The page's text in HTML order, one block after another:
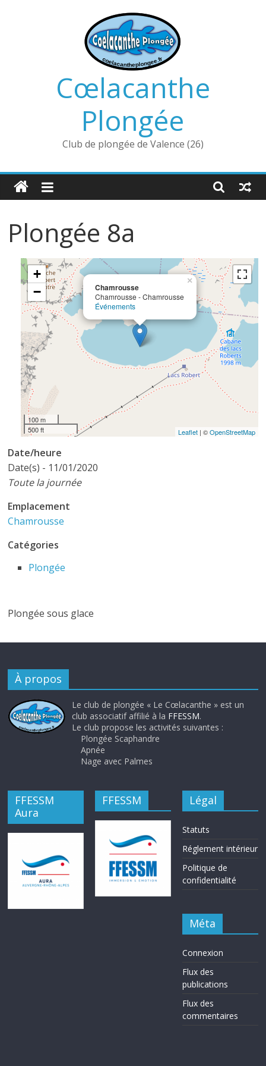
Cœlacanthe
Plongée
Club de plongée de Valence (26)
Plongée 8a
Chamrousse
Chamrousse - Chamrousse
Événements
×
+
−
100 m
500 ft
Leaflet| ©OpenStreetMap
Date/heure
Date(s) - 11/01/2020
Toute la journée
Emplacement
Chamrousse
Catégories
Plongée
Plongée sous glace
À propos
Le club de plongée « Le Cœlacanthe » est un
club associatif affilié à la FFESSM.
Le club propose les activités suivantes :
Plongée Scaphandre
Apnée
Nage avec Palmes
FFESSM
Aura
FFESSM Légal
Statuts
Réglement intérieur
Politique de
confidentialité
Méta
Connexion
Flux des
publications
Flux des
commentaires